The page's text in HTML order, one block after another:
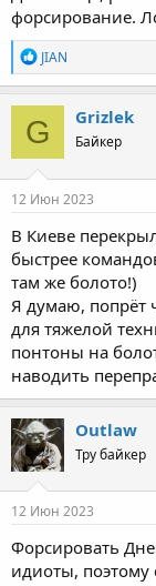
форсирование.
R
e
a
c
t
i
o
n
s
JIAN
G Grizlek
Байкер
12 Июн 2023
В Киеве
быстрее
там же болото!)
Я думаю, попрёт
для тяжелой
понтоны на
наводить
Outlaw
Тру байкер
12 Июн 2023
Форсировать
идиоты, поэтому